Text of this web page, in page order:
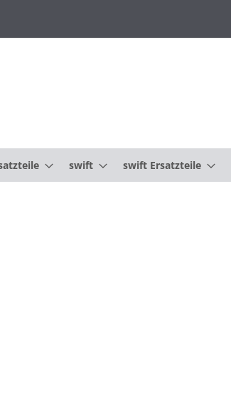
swift swift Ersatzteile